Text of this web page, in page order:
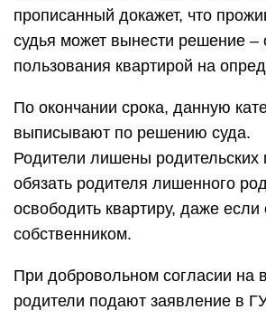
прописанный докажет, что
судья может вынести решение –
пользования квартирой на
По окончании срока, данную
выписывают по решению суда.
Родители лишены
обязать родителя лишенного
освободить квартиру, даже если
собственником.
При добровольном согласии на
родители подают заявление в